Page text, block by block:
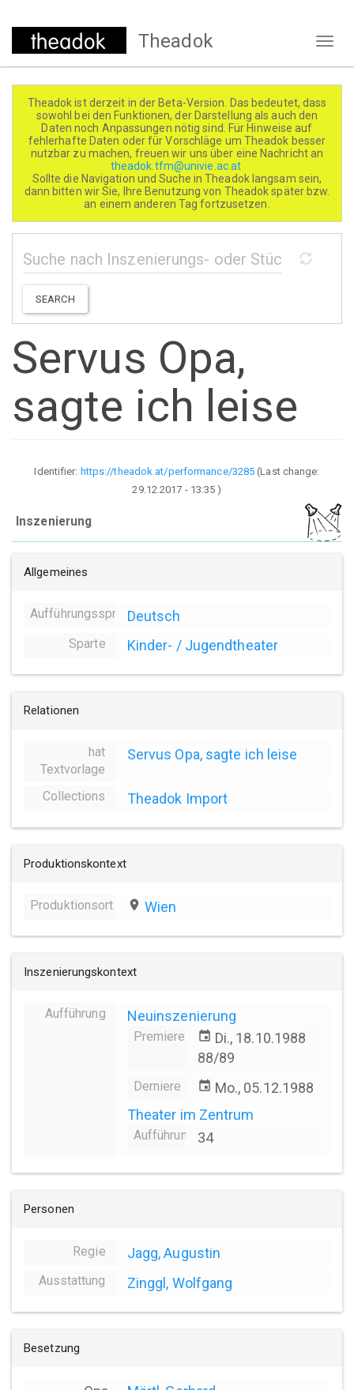
Direkt
Theadok
Theadok ist derzeit in der Beta-Version. Das bedeutet, dass
sowohl bei den Funktionen, der Darstellung als auch den
Daten noch Anpassungen nötig sind. Für Hinweise auf
fehlerhafte Daten oder für Vorschläge um Theadok besser
nutzbar zu machen, freuen wir uns über eine Nachricht an
theadok.tfm@univie.ac.at
Sollte die Navigation und Suche in Theadok langsam sein,
dann bitten wir Sie, Ihre Benutzung von Theadok später bzw.
an einem anderen Tag fortzusetzen.
SEARCH
Servus Opa,
sagte ich leise
Identifier: https://theadok.at/performance/3285 (Last change:
29.12.2017 - 13:35 )
Inszenierung
Allgemeines
AufführungsspracheDeutsch
Sparte Kinder- / Jugendtheater
Relationen
hat
Textvorlage
Servus Opa, sagte ich leise
Collections Theadok Import
Produktionskontext
Produktionsort place Wien
Inszenierungskontext
Aufführung Neuinszenierung
Premiere event Di., 18.10.1988
88/89
Derniere event Mo., 05.12.1988
Theater im Zentrum
Aufführungsanzahl
34
Personen
Regie Jagg, Augustin
Ausstattung Zinggl, Wolfgang
Besetzung